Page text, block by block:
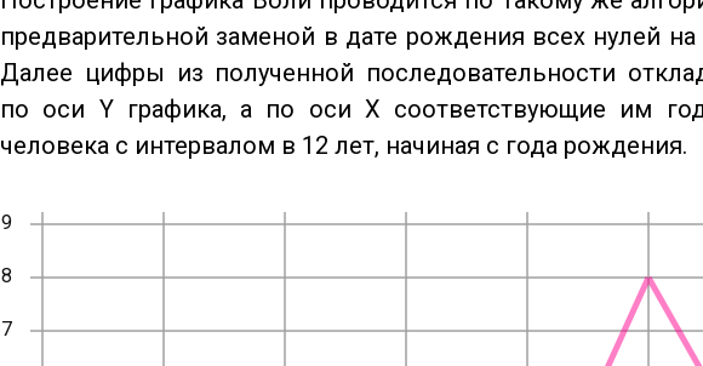
предварительной заменой в дате рождения всех нулей
Далее цифры из полученной последовательности
по оси Y графика, а по оси X соответствующие им
человека с интервалом в 12 лет, начиная с года рождения.